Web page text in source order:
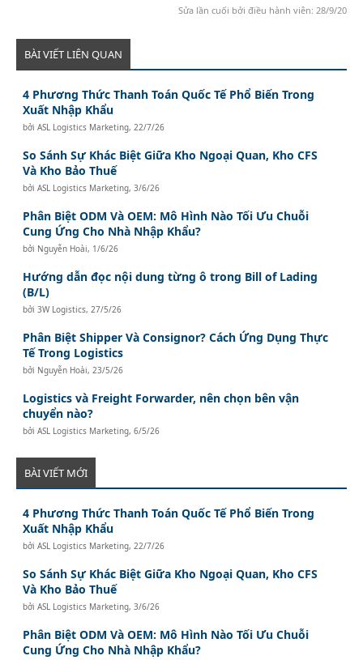
Sửa lần cuối bởi điều hành viên: 28/9/20
BÀI VIẾT LIÊN QUAN
4 Phương Thức Thanh Toán Quốc Tế Phổ Biến Trong
Xuất Nhập Khẩu
bởiASL Logistics Marketing, 22/7/26
So Sánh Sự Khác Biệt Giữa Kho Ngoại Quan, Kho CFS
Và Kho Bảo Thuế
bởiASL Logistics Marketing,3/6/26
Phân Biệt ODM Và OEM: Mô Hình Nào Tối Ưu Chuỗi
Cung Ứng Cho Nhà Nhập Khẩu?
bởi Nguyễn Hoài, 1/6/26
Hướng dẫn đọc nội dung từng ô trong Bill of Lading
(B/L)
bởi3W Logistics, 27/5/26
Phân Biệt Shipper Và Consignor? Cách Ứng Dụng Thực
Tế Trong Logistics
bởi Nguyễn Hoài, 23/5/26
Logistics và Freight Forwarder, nên chọn bên vận
chuyển nào?
bởiASL Logistics Marketing,6/5/26
BÀI VIẾT MỚI
4 Phương Thức Thanh Toán Quốc Tế Phổ Biến Trong
Xuất Nhập Khẩu
bởiASL Logistics Marketing, 22/7/26
So Sánh Sự Khác Biệt Giữa Kho Ngoại Quan, Kho CFS
Và Kho Bảo Thuế
bởiASL Logistics Marketing,3/6/26
Phân Biệt ODM Và OEM: Mô Hình Nào Tối Ưu Chuỗi
Cung Ứng Cho Nhà Nhập Khẩu?